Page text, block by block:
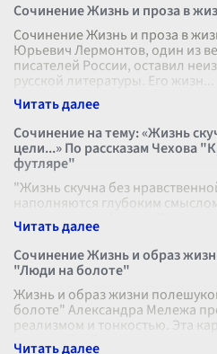
Сочинение Жизнь и проза в
Сочинение Жизнь и проза в
Юрьевич Лермонтов, один из
писателей России, оставил
русской литературы. Его жизн
Сочинение на тему: «Жизнь
цели...» По рассказам Чехова
футляре"
"Жизнь скучна без
наполняются глубоким
произведения Антона
"Человек в футляре". Оба рас
Сочинение Жизнь и образ
"Люди на болоте"
Жизнь и образ жизни
болоте" Александра Мележа
реализмом и тонкостью. Эта
традиций, обычаев и само